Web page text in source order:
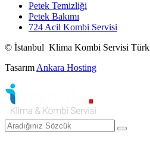
Petek Temizliği
Petek Bakımı
724 Acil Kombi Servisi
© İstanbul Klima Kombi Servisi
TasarımAnkara Hosting